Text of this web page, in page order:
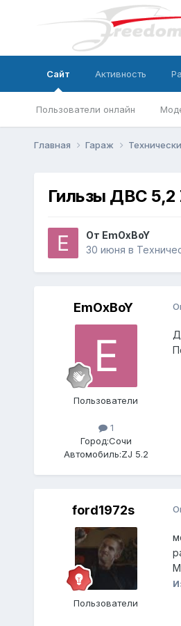
Сайт
Пользователи онлайн
Активность
Главная Гараж
Гильзы ДВС 5,2
От EmOxBoY
30 июня в
EmOxBoY
Пользователи
1
Город:Сочи
Автомобиль:ZJ 5.2
ford1972s
Пользователи